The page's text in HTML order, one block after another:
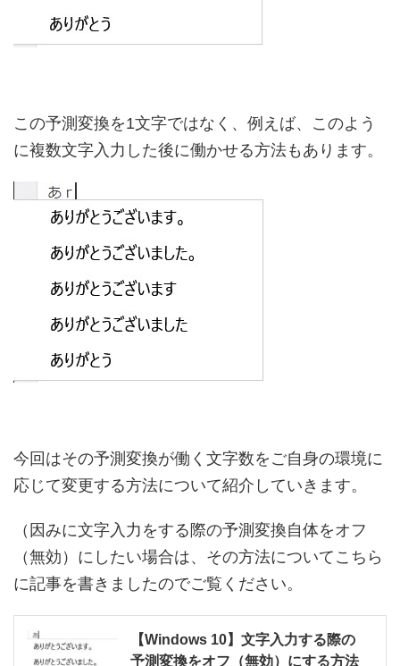
この予測変換を1文字ではなく、例えば、このよう
に複数文字入力した後に働かせる方法もあります。
今回はその予測変換が働く文字数をご自身の環境に
応じて変更する方法について紹介していきます。
（因みに文字入力をする際の予測変換自体をオフ
（無効）にしたい場合は、その方法についてこちら
に記事を書きましたのでご覧ください。
【Windows 10】文字入力する際の
予測変換をオフ（無効）にする方法